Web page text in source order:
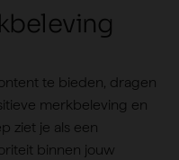
kbeleving
te bieden, dragen
merkbeleving en
ziet je als een
binnen jouw